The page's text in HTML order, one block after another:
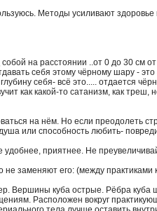
Методы усиливают
на расстоянии ..от 0 до 30 см
себя этому чёрному шару - это
себя- всё это..... отдается
как какой-то сатанизм, как треш,
на нём. Но если преодолеть
или способность любить-
приятнее. Не
заменяют его: (между практиками
Вершины куба острые. Рёбра
Расположен вокруг